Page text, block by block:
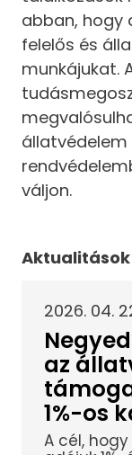
abban, hogy
felelős és
munkájukat.
váljon.
Aktualitások
2026. 04.
az
1%-os
A cél,